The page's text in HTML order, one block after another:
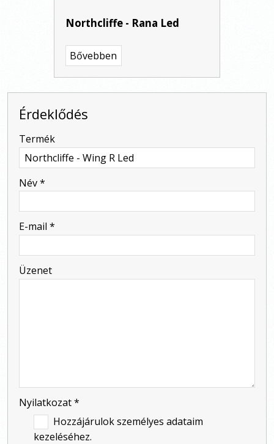
Northcliffe - Rana Led
Bővebben
Érdeklődés
-
Termék
Név*
E-mail *
Üzenet
Nyilatkozat*
Hozzájárulok személyes adataim
kezeléséhez.